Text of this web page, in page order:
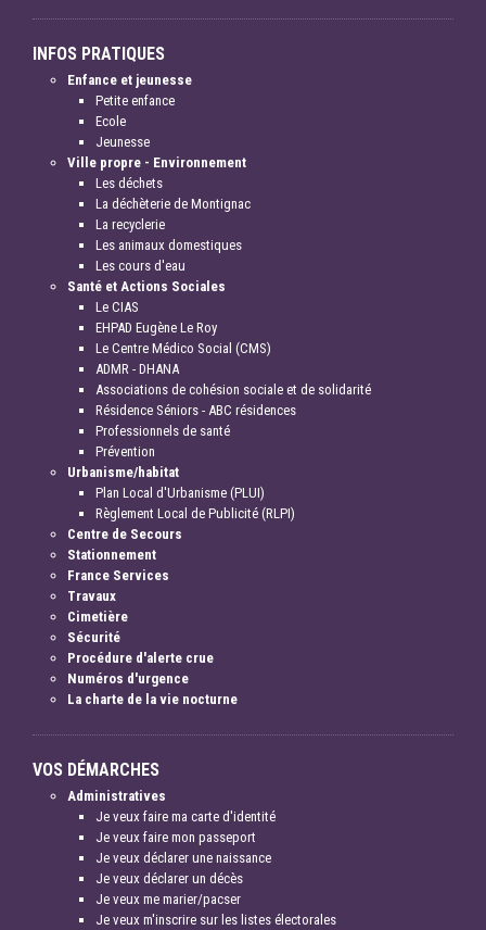
INFOS PRATIQUES
Enfance et jeunesse
Petite enfance
Ecole
Jeunesse
Ville propre - Environnement
Les déchets
La déchèterie de Montignac
La recyclerie
Les animaux domestiques
Les cours d'eau
Santé et Actions Sociales
Le CIAS
EHPAD Eugène Le Roy
Le Centre Médico Social (CMS)
ADMR - DHANA
Associations de cohésion sociale et de solidarité
Résidence Séniors - ABC résidences
Professionnels de santé
Prévention
Urbanisme/habitat
Plan Local d'Urbanisme (PLUI)
Règlement Local de Publicité (RLPI)
Centre de Secours
Stationnement
France Services
Travaux
Cimetière
Sécurité
Procédure d'alerte crue
Numéros d'urgence
La charte de la vie nocturne
VOS DÉMARCHES
Administratives
Je veux faire ma carte d'identité
Je veux faire mon passeport
Je veux déclarer une naissance
Je veux déclarer un décès
Je veux me marier/pacser
Je veux m'inscrire sur les listes électorales